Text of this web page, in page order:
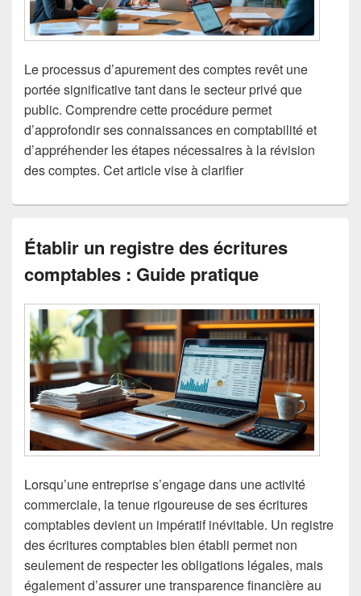
Le processus d’apurement des comptes revêt une
portée significative tant dans le secteur privé que
public. Comprendre cette procédure permet
d’approfondir ses connaissances en comptabilité et
d’appréhender les étapes nécessaires à la révision
des comptes. Cet article vise à clarifier
Établir un registre des écritures
comptables : Guide pratique
Lorsqu’une entreprise s’engage dans une activité
commerciale, la tenue rigoureuse de ses écritures
comptables devient un impératif inévitable. Un registre
des écritures comptables bien établi permet non
seulement de respecter les obligations légales, mais
également d’assurer une transparence financière au